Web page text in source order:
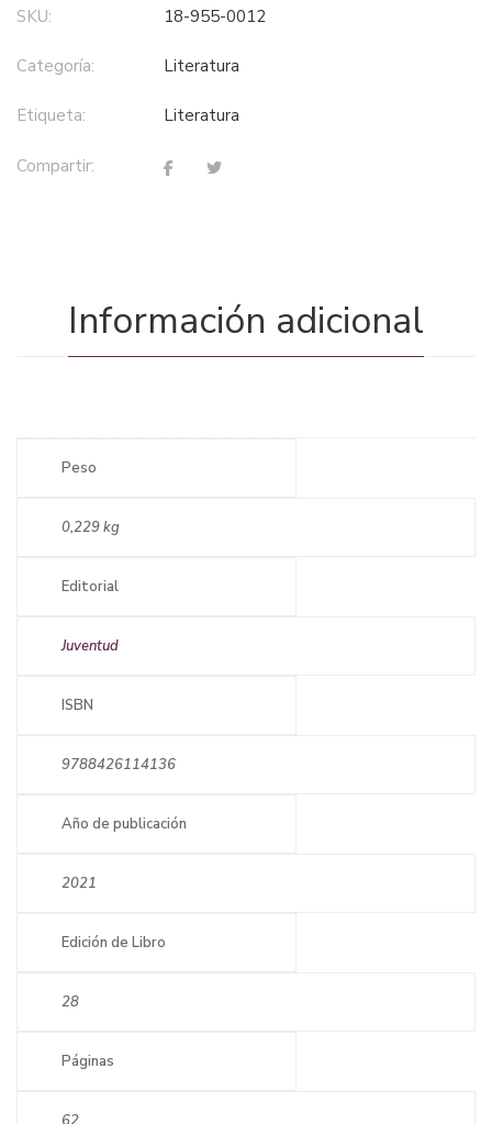
SKU: 18-955-0012
Categoría: literatura
Etiqueta: literatura
Compartir:
Información adicional
Peso
0,229 kg
Editorial
Juventud
ISBN
9788426114136
Año de publicación
2021
Edición de Libro
28
Páginas